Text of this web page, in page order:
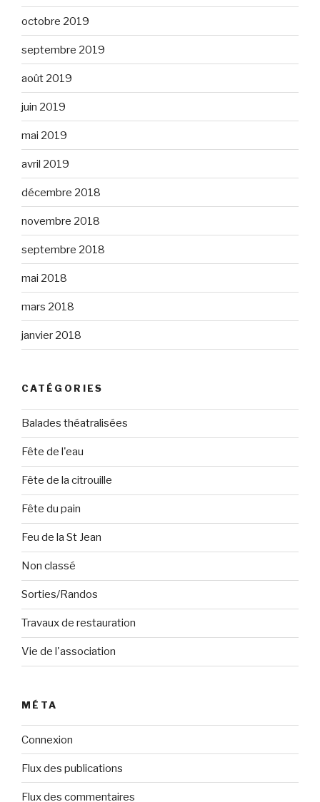
octobre 2019
septembre 2019
août 2019
juin 2019
mai 2019
avril 2019
décembre 2018
novembre 2018
septembre 2018
mai 2018
mars 2018
janvier 2018
CATÉGORIES
Balades théatralisées
Fête de l'eau
Fête de la citrouille
Fête du pain
Feu de la St Jean
Non classé
Sorties/Randos
Travaux de restauration
Vie de l'association
MÉTA
Connexion
Flux des publications
Flux des commentaires